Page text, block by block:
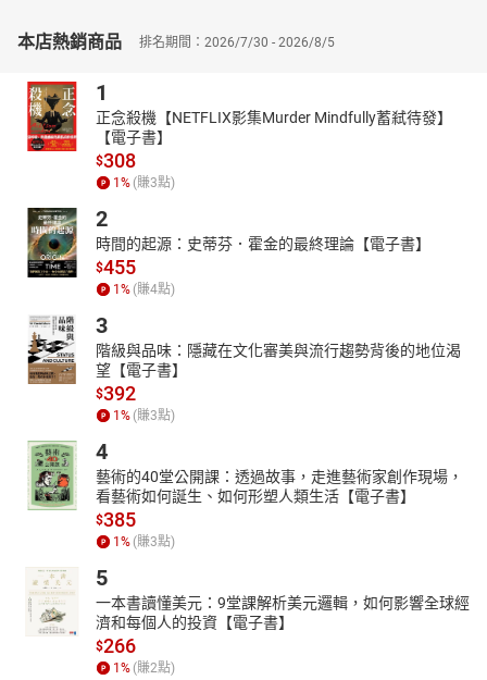
的学习环境中使用。
- 欢迎
- 问个人资料
- 问关于人或事
- 谈论现在的时间和日期
- 谈论事物位置
- 事物形容
- 谈论能力
- 谈论外表
- 谈论房子 (房间和家具)
本店熱銷商品 排名期間：2026/7/30 - 2026/8/5
1
正念殺機【NETFLIX影集Murder Mindfully蓄弒待發】
【電子書】
$308
1 % (賺3點)
2
時間的起源：史蒂芬．霍金的最終理論【電子書】
$455
1 % (賺4點)
3
階級與品味：隱藏在文化審美與流行趨勢背後的地位渴
望【電子書】
$392
1 % (賺3點)
4
藝術的40堂公開課：透過故事，走進藝術家創作現場，
看藝術如何誕生、如何形塑人類生活【電子書】
$385
1 % (賺3點)
5
一本書讀懂美元：9堂課解析美元邏輯，如何影響全球經
濟和每個人的投資【電子書】
$266
1 % (賺2點)